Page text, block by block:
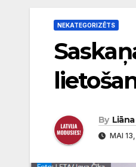
NEKATEGORIZĒTS
By
MAI